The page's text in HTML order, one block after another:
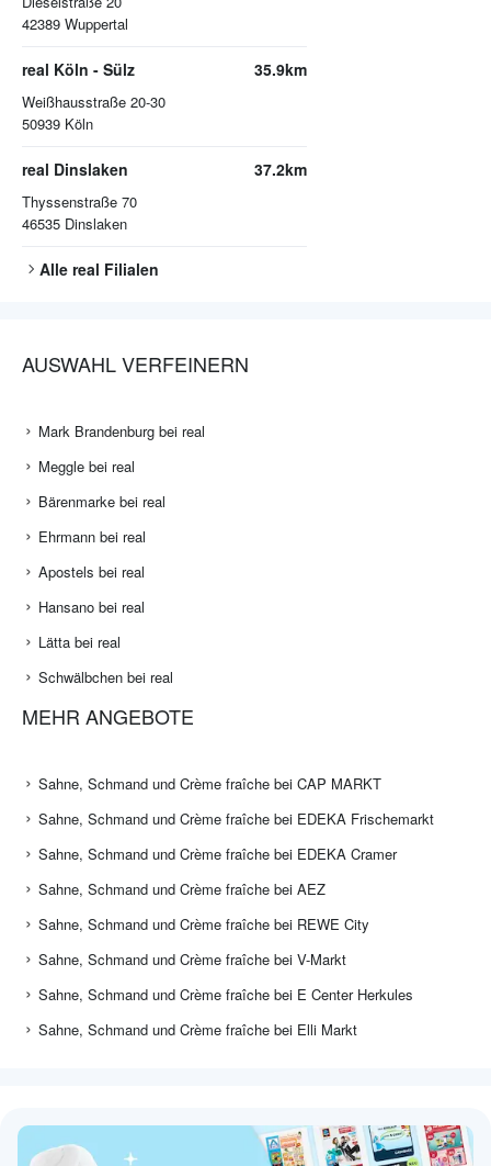
42389 Wuppertal
real Köln - Sülz
Weißhausstraße 20-30
50939 Köln
35.9km
real Dinslaken
Thyssenstraße 70
46535 Dinslaken
37.2km
Alle real Filialen
AUSWAHL VERFEINERN
Mark Brandenburg bei real
Meggle bei real
Bärenmarke bei real
Ehrmann bei real
Apostels bei real
Hansano bei real
Lätta bei real
Schwälbchen bei real
MEHR ANGEBOTE
Sahne, Schmand und Crème fraîche bei CAP MARKT
Sahne, Schmand und Crème fraîche bei EDEKA Frischemarkt
Sahne, Schmand und Crème fraîche bei EDEKA Cramer
Sahne, Schmand und Crème fraîche bei AEZ
Sahne, Schmand und Crème fraîche bei REWE City
Sahne, Schmand und Crème fraîche bei V-Markt
Sahne, Schmand und Crème fraîche bei E Center Herkules
Sahne, Schmand und Crème fraîche bei Elli Markt